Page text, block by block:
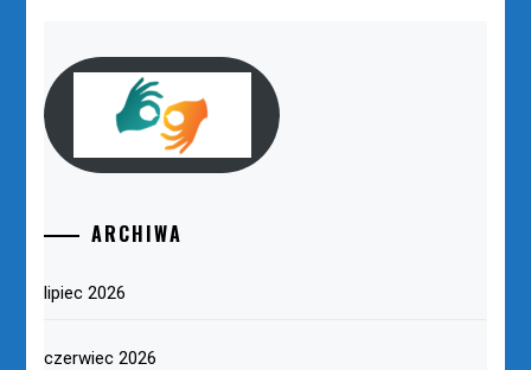
ARCHIWA
lipiec 2026
czerwiec 2026